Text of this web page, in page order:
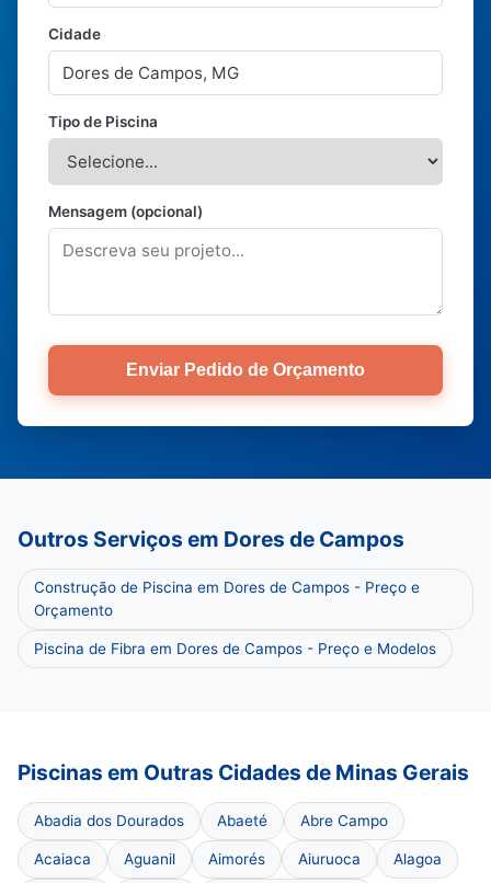
Cidade
Tipo de Piscina
Mensagem (opcional)
Enviar Pedido de Orçamento
Outros Serviços em Dores de Campos
Construção de Piscina em Dores de Campos - Preço e
Orçamento
Piscina de Fibra em Dores de Campos - Preço e Modelos
Piscinas em Outras Cidades de Minas Gerais
Abadia dos Dourados Abaeté Abre Campo
Acaiaca Aguanil Aimorés Aiuruoca Alagoa